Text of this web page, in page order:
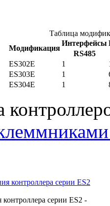
Таблица
Модификация
Интерфейсы
RS485
ES302E
1
ES303E
1
ES304E
1
серии ES2 -